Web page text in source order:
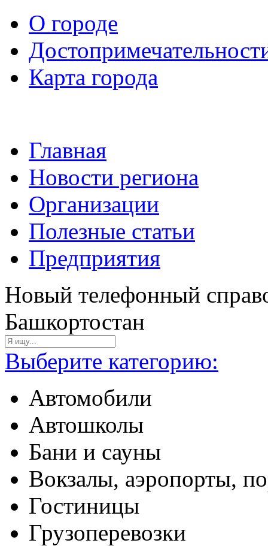
О городе
Карта города
Главная
Новости региона
Организации
Полезные статьи
Предприятия
Новый телефонный
Башкортостан
Выберите категорию:
Автомобили
Автошколы
Бани и сауны
Вокзалы, аэропорты,
Гостиницы
Грузоперевозки